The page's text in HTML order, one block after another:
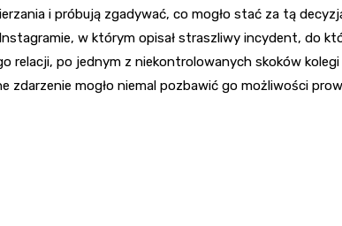
i próbują zgadywać, co mogło stać za tą
w którym opisał straszliwy incydent, do
relacji, po jednym z niekontrolowanych skoków
zdarzenie mogło niemal pozbawić go możliwości